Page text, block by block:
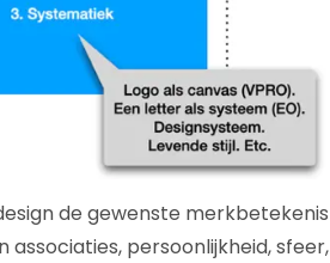
de gewenste merkbetekenis
persoonlijkheid, sfeer,